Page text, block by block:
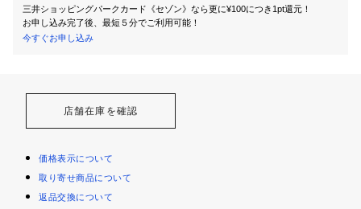
三井ショッピングパークカード《セゾン》なら更に¥100につき1pt還元！
お申し込み完了後、最短５分でご利用可能！
今すぐお申し込み
店舗在庫を確認
価格表示について
取り寄せ商品について
返品交換について